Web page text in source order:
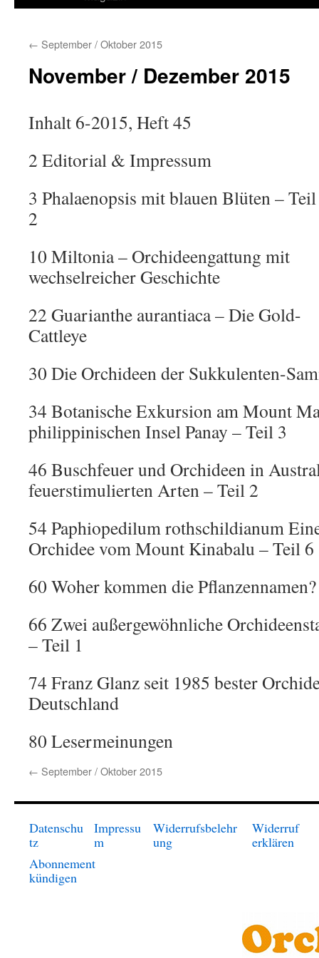
← September / Oktober 2015
November / Dezember 2015
Inhalt 6-2015, Heft 45
2 Editorial & Impressum
3 Phalaenopsis mit blauen Blüten – Teil
2
10 Miltonia – Orchideengattung mit
wechselreicher Geschichte
22 Guarianthe aurantiaca – Die Gold-
Cattleye
30 Die Orchideen der Sukkulenten-
34 Botanische Exkursion am Mount
philippinischen Insel Panay – Teil 3
46 Buschfeuer und Orchideen in
feuerstimulierten Arten – Teil 2
54 Paphiopedilum rothschildianum
Orchidee vom Mount Kinabalu – Teil 6
60 Woher kommen die Pflanzennamen?
66 Zwei außergewöhnliche
– Teil 1
74 Franz Glanz seit 1985 bester
Deutschland
80 Lesermeinungen
← September / Oktober 2015
Datenschu
tz
Impressu
m
Widerrufsbelehr
ung
Widerruf
erklären
Abonnement
kündigen